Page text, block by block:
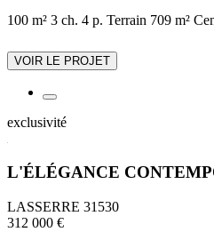
100 m² 3 ch. 4 p. Terrain 709 m²
VOIR LE PROJET
exclusivité
L'ÉLÉGANCE
LASSERRE 31530
312 000 €